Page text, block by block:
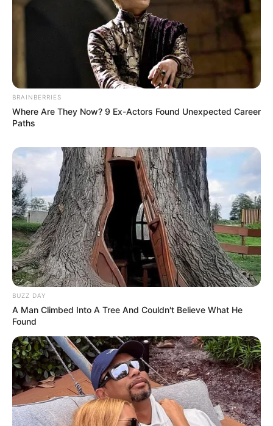
BRAINBERRIES
Where Are They Now? 9 Ex-Actors Found Unexpected Career
Paths
BUZZ DAY
A Man Climbed Into A Tree And Couldn't Believe What He
Found